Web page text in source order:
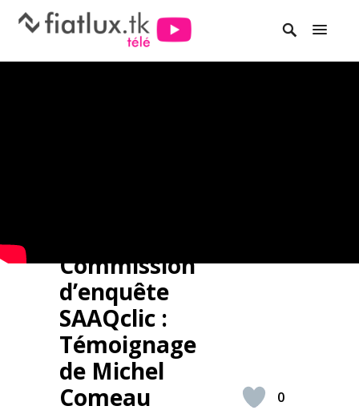
Commission
d’enquête
SAAQclic :
Témoignage
de Michel
Comeau
0